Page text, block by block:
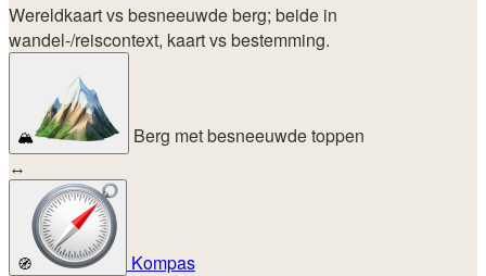
Wereldkaart vs besneeuwde berg; beide in
wandel-/reiscontext, kaart vs bestemming.
🏔️
Berg met besneeuwde toppen
↔
🧭
Kompas